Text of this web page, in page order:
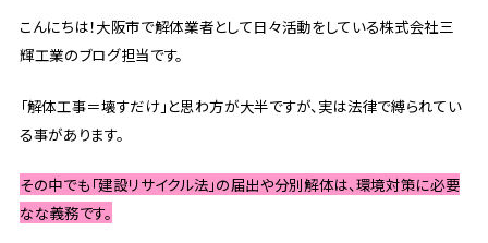
こんにちは！大阪市で解体業者として日々活動をしている株式会社三
輝工業のブログ担当です。
「解体工事＝壊すだけ」と思わ方が大半ですが、実は法律で縛られてい
る事があります。
その中でも「建設リサイクル法」の届出や分別解体は、環境対策に必要
なな義務です。